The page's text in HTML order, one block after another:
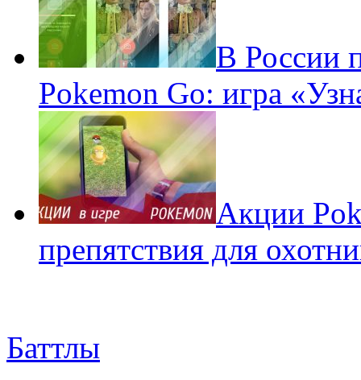
В России
Pokemon Go: игра
Акции
препятствия для
Баттлы